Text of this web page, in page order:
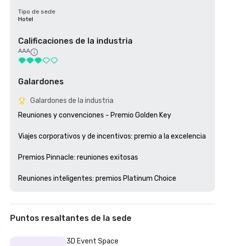
Tipo de sede
Hotel
Calificaciones de la industria
AAA
Galardones
Galardones de la industria
Reuniones y convenciones - Premio Golden Key
Viajes corporativos y de incentivos: premio a la excelencia
Premios Pinnacle: reuniones exitosas
Puntos resaltantes de la sede
3D Event Space